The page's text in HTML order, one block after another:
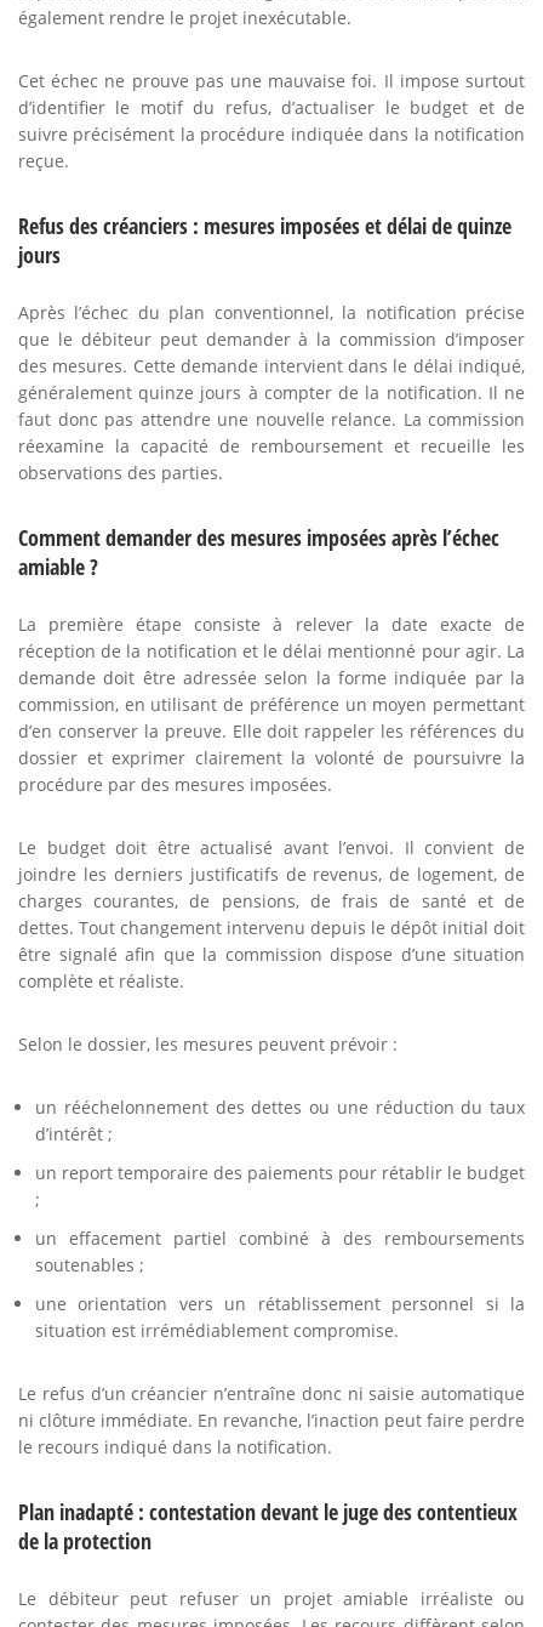
également rendre le projet inexécutable.
Cet échec ne prouve pas une mauvaise foi. Il impose surtout
d’identifier le motif du refus, d’actualiser le budget et de
suivre précisément la procédure indiquée dans la notification
reçue.
Refus des créanciers : mesures imposées et délai de quinze
jours
Après l’échec du plan conventionnel, la notification précise
que le débiteur peut demander à la commission d’imposer
des mesures. Cette demande intervient dans le délai indiqué,
généralement quinze jours à compter de la notification. Il ne
faut donc pas attendre une nouvelle relance. La commission
réexamine la capacité de remboursement et recueille les
observations des parties.
Comment demander des mesures imposées après l’échec
amiable ?
La première étape consiste à relever la date exacte de
réception de la notification et le délai mentionné pour agir. La
demande doit être adressée selon la forme indiquée par la
commission, en utilisant de préférence un moyen permettant
d’en conserver la preuve. Elle doit rappeler les références du
dossier et exprimer clairement la volonté de poursuivre la
procédure par des mesures imposées.
Le budget doit être actualisé avant l’envoi. Il convient de
joindre les derniers justificatifs de revenus, de logement, de
charges courantes, de pensions, de frais de santé et de
dettes. Tout changement intervenu depuis le dépôt initial doit
être signalé afin que la commission dispose d’une situation
complète et réaliste.
Selon le dossier, les mesures peuvent prévoir :
un rééchelonnement des dettes ou une réduction du taux
d’intérêt ;
un report temporaire des paiements pour rétablir le budget
;
un effacement partiel combiné à des remboursements
soutenables ;
une orientation vers un rétablissement personnel si la
situation est irrémédiablement compromise.
Le refus d’un créancier n’entraîne donc ni saisie automatique
ni clôture immédiate. En revanche, l’inaction peut faire perdre
le recours indiqué dans la notification.
Plan inadapté : contestation devant le juge des contentieux
de la protection
Le débiteur peut refuser un projet amiable irréaliste ou